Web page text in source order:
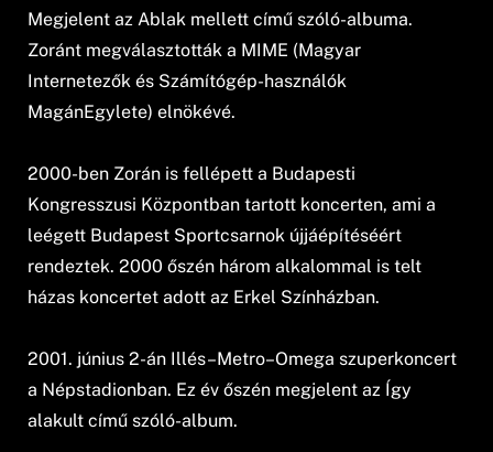
Megjelent az Ablak mellett című szóló-albuma.
Zoránt megválasztották a MIME (Magyar
Internetezők és Számítógép-használók
MagánEgylete) elnökévé.
2000-ben Zorán is fellépett a Budapesti
Kongresszusi Központban tartott koncerten, ami a
leégett Budapest Sportcsarnok újjáépítéséért
rendeztek. 2000 őszén három alkalommal is telt
házas koncertet adott az Erkel Színházban.
2001. június 2-án Illés–Metro–Omega szuperkoncert
a Népstadionban. Ez év őszén megjelent az Így
alakult című szóló-album.